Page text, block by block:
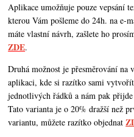
Aplikace umožňuje pouze vepsání
kterou Vám pošleme do 24h. na e-
máte vlastní návrh,zašlete ho
ZDE.
Druhá možnost je přesměrování na
aplikaci, kde si razítko sami
jednotlivých řádků a nám pak
Tato varianta je o 20% dražší než
variantu, můžete razítko objednat